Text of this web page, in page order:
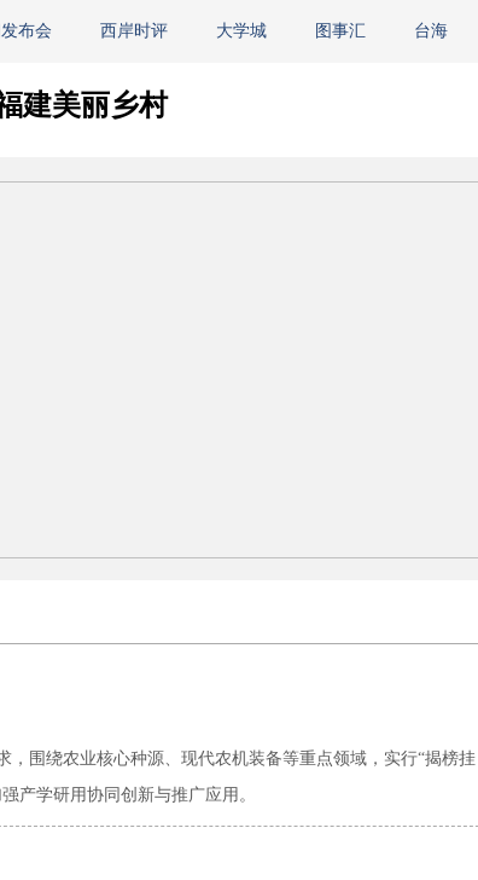
布会 西岸时评 大学城 图事汇 台海
建美丽乡村
，围绕农业核心种源、现代农机装备等重点领域，实行“揭榜挂
产学研用协同创新与推广应用。